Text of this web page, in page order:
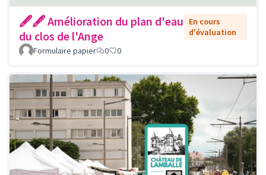
🖋🖋 Amélioration du plan d'eau
du clos de l'Ange
En cours
d'évaluation
Formulaire papier
0 0